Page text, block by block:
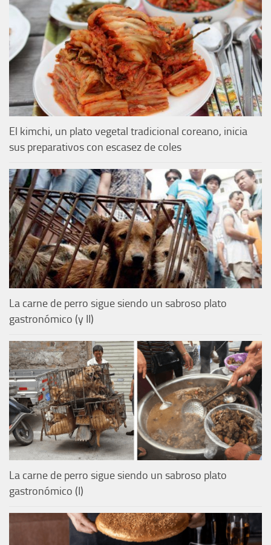
El kimchi, un plato vegetal tradicional coreano, inicia
sus preparativos con escasez de coles
La carne de perro sigue siendo un sabroso plato
gastronómico (y II)
La carne de perro sigue siendo un sabroso plato
gastronómico (I)